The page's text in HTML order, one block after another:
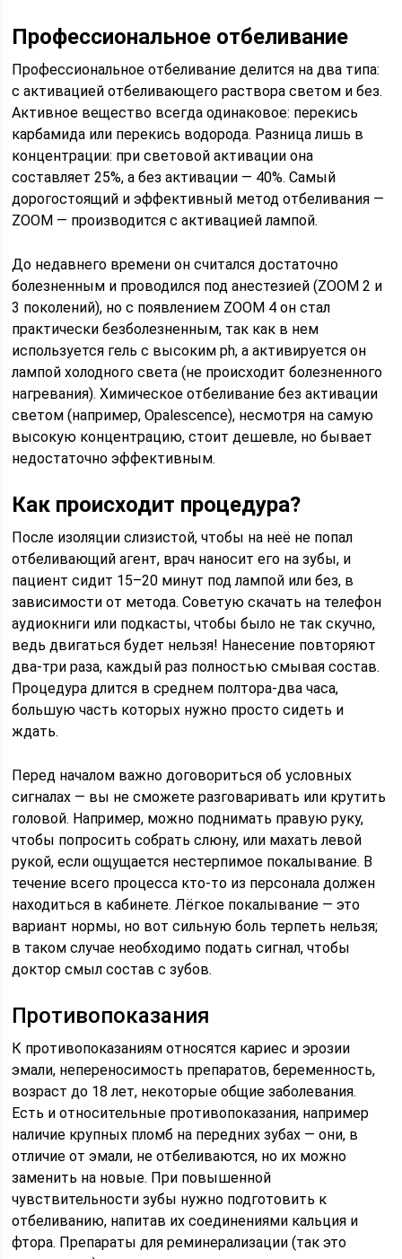
Профессиональное отбеливание
Профессиональное отбеливание делится на два типа:
с активацией отбеливающего раствора светом и без.
Активное вещество всегда одинаковое: перекись
карбамида или перекись водорода. Разница лишь в
концентрации: при световой активации она
составляет 25%, а без активации — 40%. Самый
дорогостоящий и эффективный метод отбеливания —
ZOOM — производится с активацией лампой.
До недавнего времени он считался достаточно
болезненным и проводился под анестезией (ZOOM 2 и
3 поколений), но с появлением ZOOM 4 он стал
практически безболезненным, так как в нем
используется гель с высоким ph, а активируется он
лампой холодного света (не происходит болезненного
нагревания). Химическое отбеливание без активации
светом (например, Opalescence), несмотря на самую
высокую концентрацию, стоит дешевле, но бывает
недостаточно эффективным.
Как происходит процедура?
После изоляции слизистой, чтобы на неё не попал
отбеливающий агент, врач наносит его на зубы, и
пациент сидит 15–20 минут под лампой или без, в
зависимости от метода. Советую скачать на телефон
аудиокниги или подкасты, чтобы было не так скучно,
ведь двигаться будет нельзя! Нанесение повторяют
два-три раза, каждый раз полностью смывая состав.
Процедура длится в среднем полтора-два часа,
большую часть которых нужно просто сидеть и
ждать.
Перед началом важно договориться об условных
сигналах — вы не сможете разговаривать или крутить
головой. Например, можно поднимать правую руку,
чтобы попросить собрать слюну, или махать левой
рукой, если ощущается нестерпимое покалывание. В
течение всего процесса кто-то из персонала должен
находиться в кабинете. Лёгкое покалывание — это
вариант нормы, но вот сильную боль терпеть нельзя;
в таком случае необходимо подать сигнал, чтобы
доктор смыл состав с зубов.
Противопоказания
К противопоказаниям относятся кариес и эрозии
эмали, непереносимость препаратов, беременность,
возраст до 18 лет, некоторые общие заболевания.
Есть и относительные противопоказания, например
наличие крупных пломб на передних зубах — они, в
отличие от эмали, не отбеливаются, но их можно
заменить на новые. При повышенной
чувствительности зубы нужно подготовить к
отбеливанию, напитав их соединениями кальция и
фтора. Препараты для реминерализации (так это